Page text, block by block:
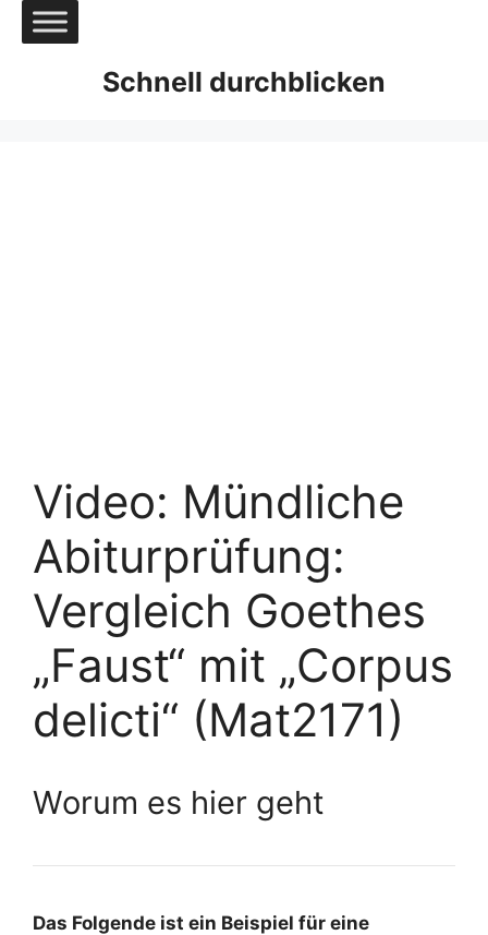
Zum
Inhalt
Schnell durchblicken
Video: Mündliche
Abiturprüfung:
Vergleich Goethes
„Faust“ mit „Corpus
delicti“ (Mat2171)
Worum es hier geht
Das Folgende ist ein Beispiel für eine